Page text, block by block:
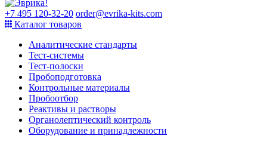
+7 495 120-32-20 order@evrika-kits.com
Каталог товаров
Аналитические стандарты
Тест-системы
Тест-полоски
Пробоподготовка
Контрольные материалы
Пробоотбор
Реактивы и растворы
Органолептический контроль
Оборудование и принадлежности